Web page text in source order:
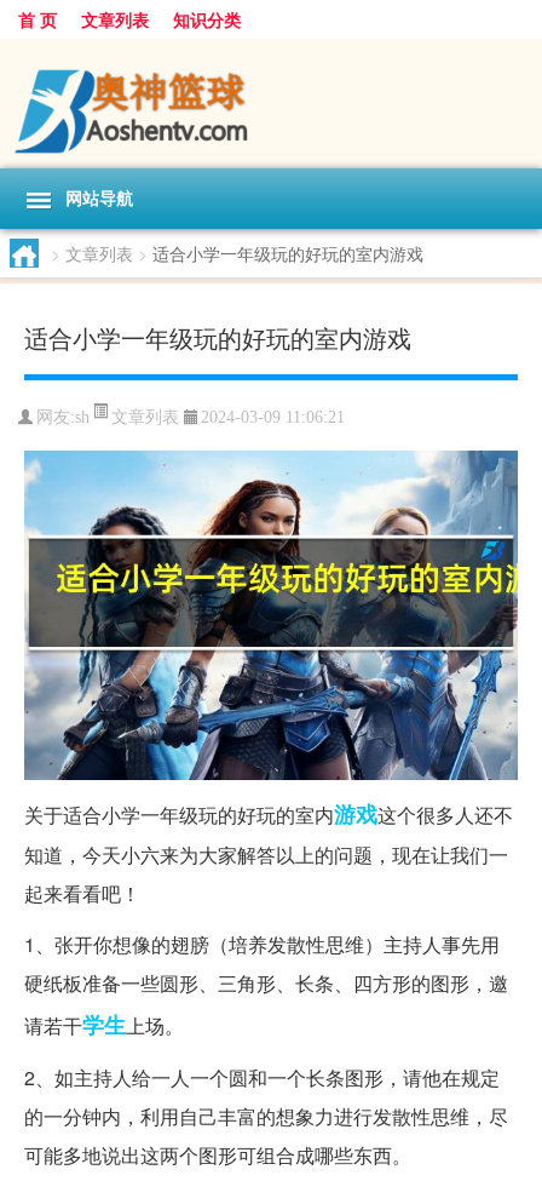
首 页 文章列表 知识分类
网站导航
> 文章列表 > 适合小学一年级玩的好玩的室内游戏
适合小学一年级玩的好玩的室内游戏
网友:sh 文章列表 2024-03-09 11:06:21
关于适合小学一年级玩的好玩的室内游戏这个很多人还不
知道，今天小六来为大家解答以上的问题，现在让我们一
起来看看吧！
1、张开你想像的翅膀（培养发散性思维）主持人事先用
硬纸板准备一些圆形、三角形、长条、四方形的图形，邀
请若干学生上场。
2、如主持人给一人一个圆和一个长条图形，请他在规定
的一分钟内，利用自己丰富的想象力进行发散性思维，尽
可能多地说出这两个图形可组合成哪些东西。